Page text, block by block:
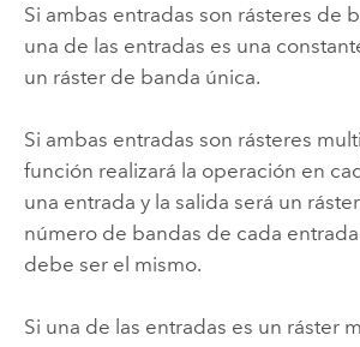
Si ambas entradas son rásteres de
una de las entradas es una
un ráster de banda única.
Si ambas entradas son rásteres
función realizará la operación en
una entrada y la salida será un
número de bandas de cada
debe ser el mismo.
Si una de las entradas es un ráster